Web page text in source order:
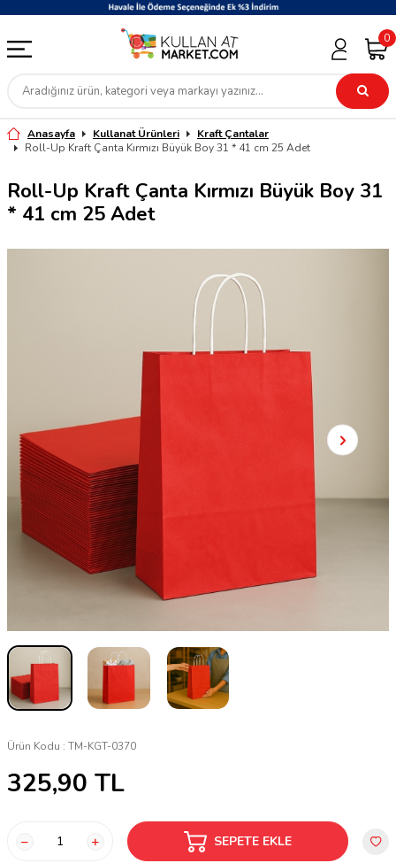
0
Anasayfa Kullanat Ürünleri
Kraft Çantalar
Roll-Up Kraft Çanta Kırmızı Büyük Boy 31 * 41 cm 25 Adet
Roll-Up Kraft Çanta Kırmızı Büyük Boy 31
* 41 cm 25 Adet
Ürün Kodu : TM-KGT-0370
325,90 TL
SEPETE EKLE